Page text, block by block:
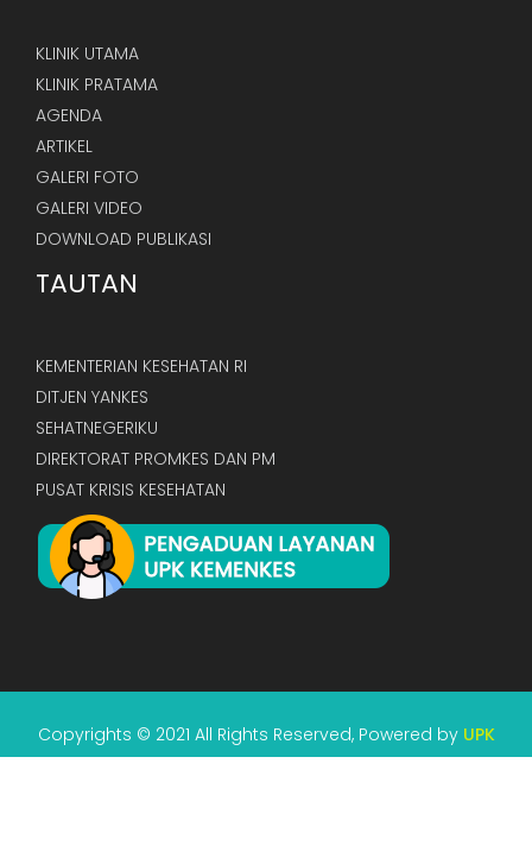
KLINIK UTAMA
KLINIK PRATAMA
AGENDA
ARTIKEL
GALERI FOTO
GALERI VIDEO
DOWNLOAD PUBLIKASI
TAUTAN
KEMENTERIAN KESEHATAN RI
DITJEN YANKES
SEHATNEGERIKU
DIREKTORAT PROMKES DAN PM
PUSAT KRISIS KESEHATAN
Copyrights © 2021 All Rights Reserved, Powered by UPK